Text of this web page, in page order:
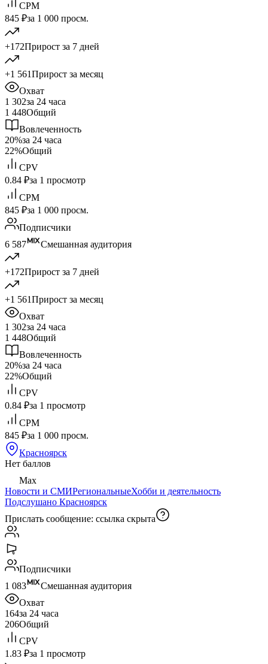
CPM
845 ₽за 1 000 просм.
+172Прирост за 7 дней
+1 561Прирост за месяц
Охват
1 302за 24 часа
1 448Общий
Вовлеченность
20%за 24 часа
22%Общий
CPV
0.84 ₽за 1 просмотр
CPM
845 ₽за 1 000 просм.
Подписчики
6 587
Смешанная аудитория
+172Прирост за 7 дней
+1 561Прирост за месяц
Охват
1 302за 24 часа
1 448Общий
Вовлеченность
20%за 24 часа
22%Общий
CPV
0.84 ₽за 1 просмотр
CPM
845 ₽за 1 000 просм.
Красноярск
Нет баллов
Max
Новости и СМИРегиональныеХобби и деятельность
Подслушано Красноярск
Прислать сообщение: ссылка скрыта
Подписчики
1 083
Смешанная аудитория
Охват
164за 24 часа
206Общий
CPV
1.83 ₽за 1 просмотр